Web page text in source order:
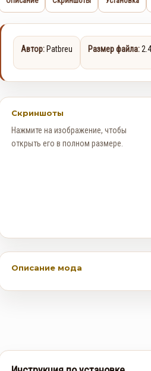
Автор:Patbreu Размер файла:
Скриншоты
Нажмите на изображение, чтобы
открыть его в полном размере.
Описание мода